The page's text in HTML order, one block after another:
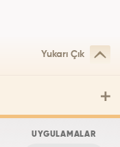
Yukarı Çık
UYGULAMALAR